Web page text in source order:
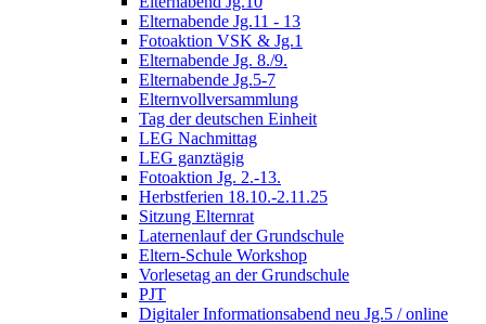
Elternabende Jg.11 - 13
Fotoaktion VSK & Jg.1
Elternabende Jg. 8./9.
Elternabende Jg.5-7
Elternvollversammlung
Tag der deutschen Einheit
LEG Nachmittag
LEG ganztägig
Fotoaktion Jg. 2.-13.
Herbstferien 18.10.-2.11.25
Sitzung Elternrat
Laternenlauf der Grundschule
Eltern-Schule Workshop
Vorlesetag an der Grundschule
PJT
Digitaler Informationsabend neu Jg.5 / online